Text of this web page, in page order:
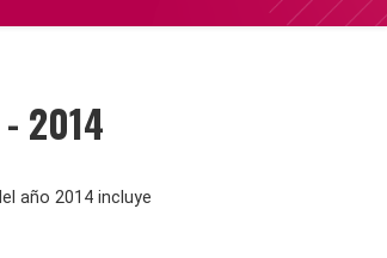
2014
año 2014 incluye